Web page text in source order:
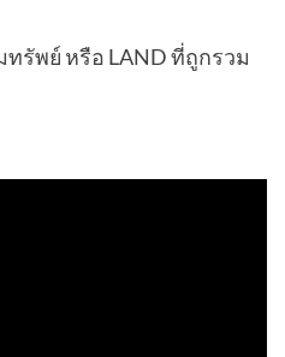
ทรัพย์ หรือ LAND ที่ถูกรวม